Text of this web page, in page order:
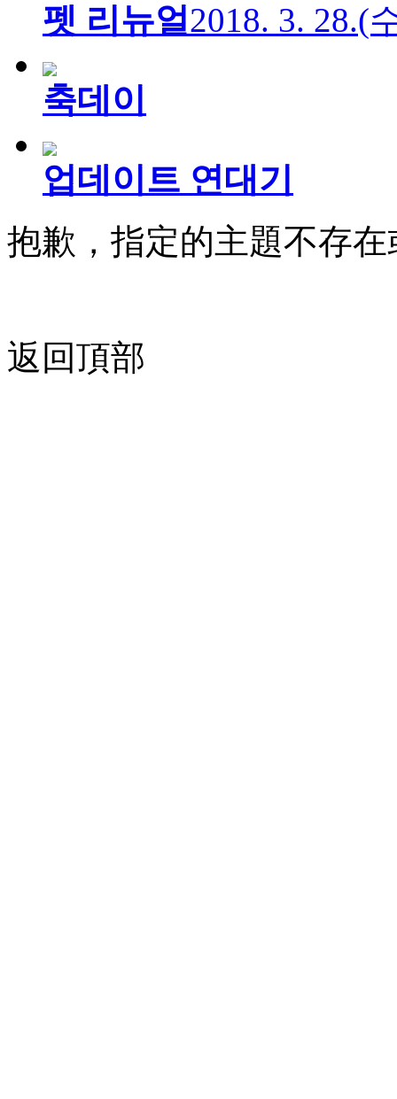
펫 리뉴얼2018. 3. 28.(
축데이
업데이트 연대기
抱歉，指定的主題不存
返回頂部